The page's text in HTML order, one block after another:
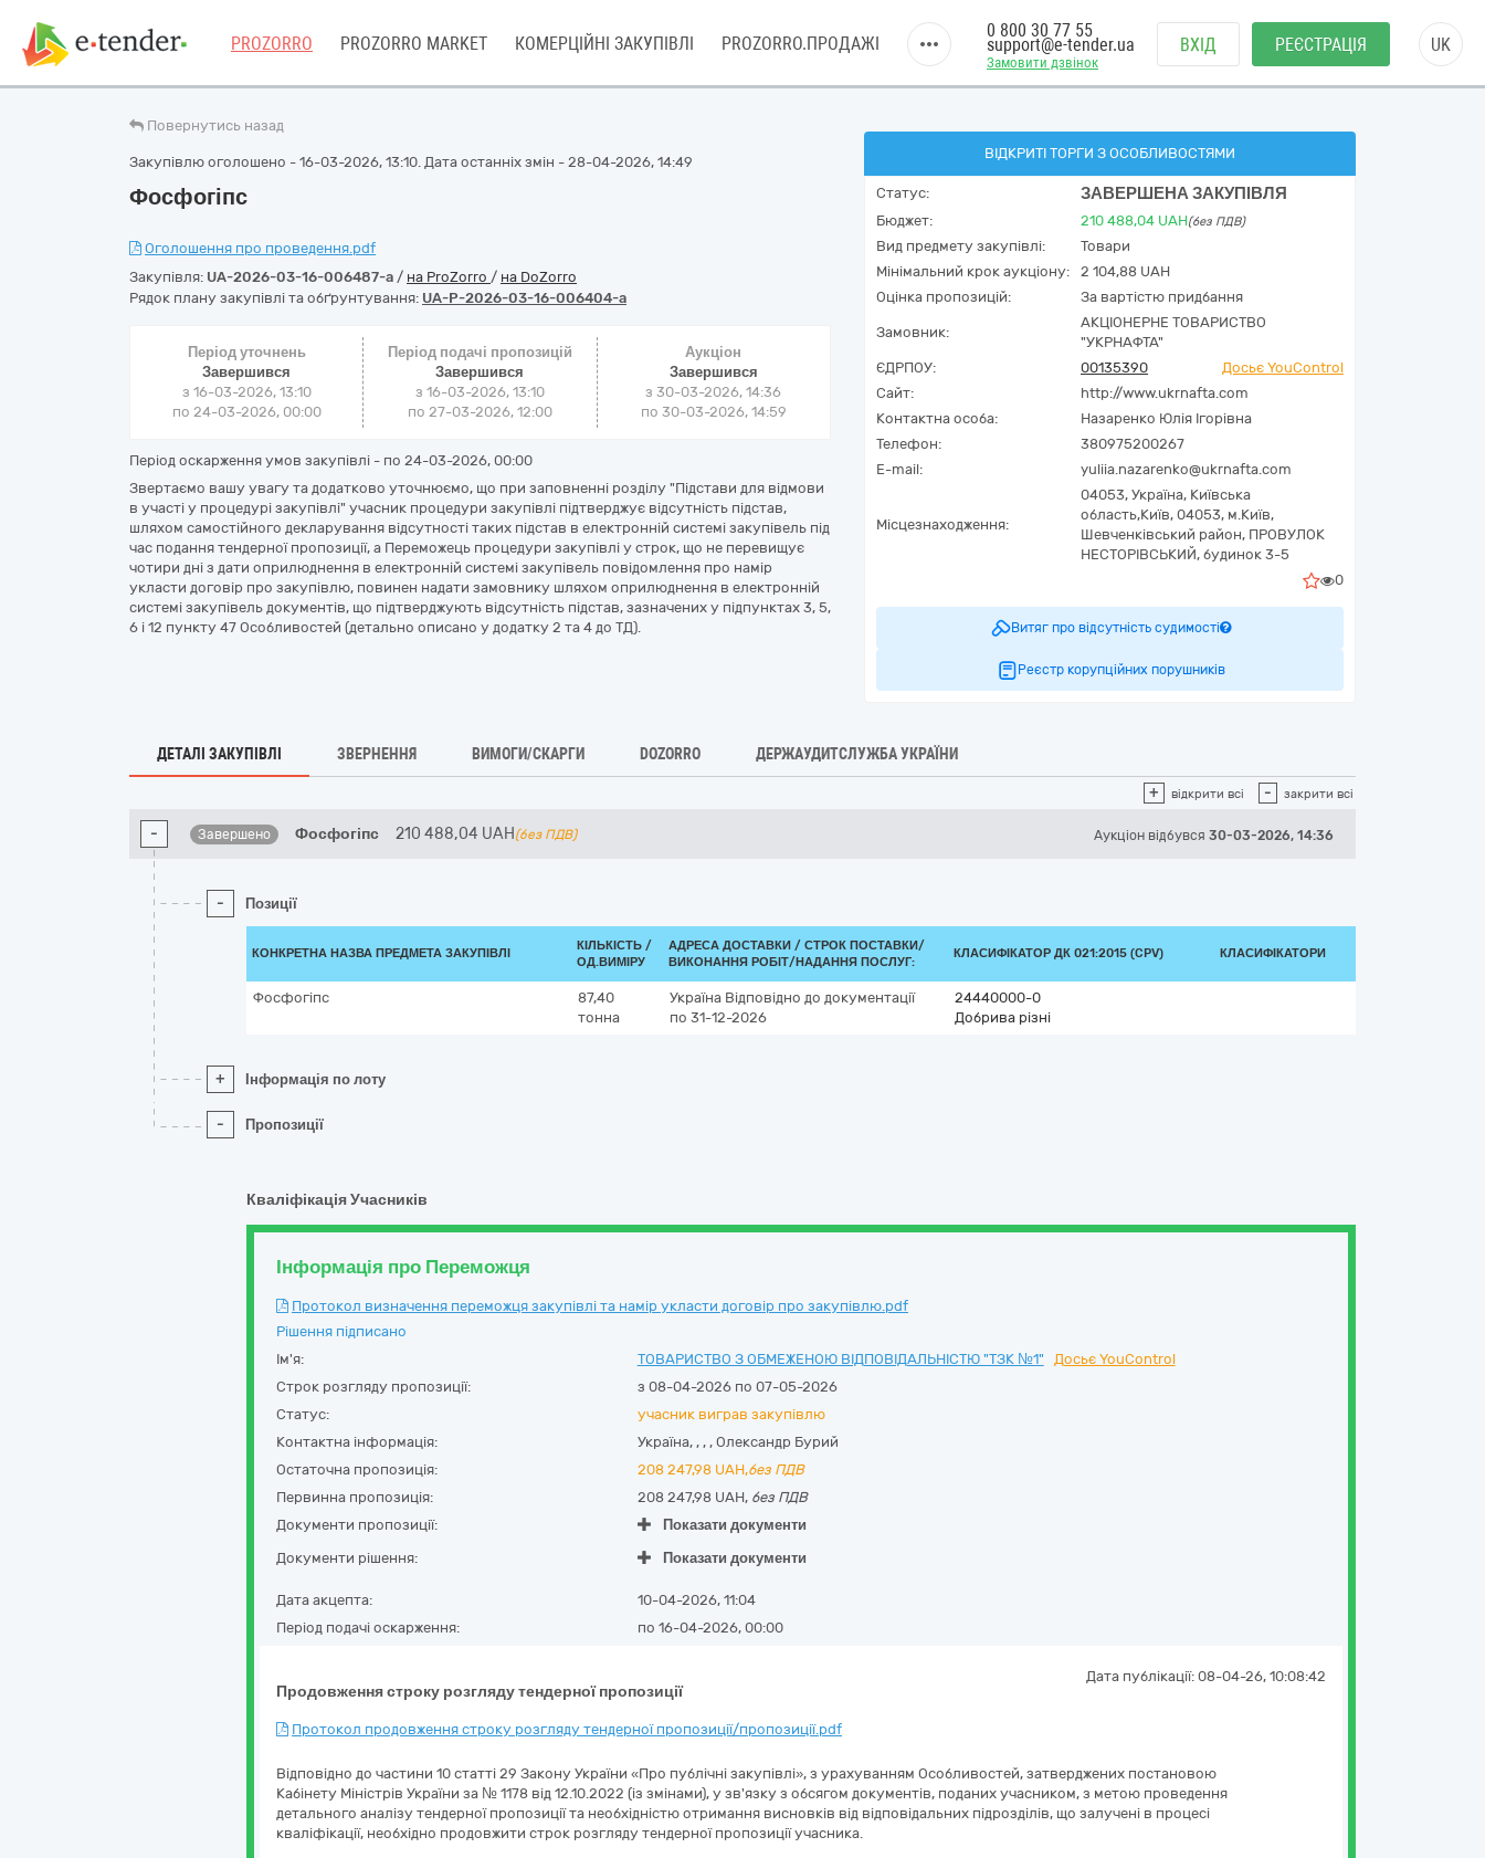
PROZORRO PROZORRO MARKET КОМЕРЦІЙНІ ЗАКУПІВЛІ PROZORRO.ПРОДАЖІ
Замовити дзвінок
0 800 30 77 55
support@e-tender.ua ВХІД РЕЄСТРАЦІЯ UK
Повернутись назад
Закупівлю оголошено - 16-03-2026, 13:10. Дата останніх змін - 28-04-2026, 14:49
Фосфогіпс
Оголошення про проведення.pdf
Закупівля: UA-2026-03-16-006487-a / на ProZorro / на DoZorro
Рядок плану закупівлі та обґрунтування: UA-P-2026-03-16-006404-a
Період уточнень
Завершився
з 16-03-2026, 13:10
по 24-03-2026, 00:00
Період подачі пропозицій
Завершився
з 16-03-2026, 13:10
по 27-03-2026, 12:00
Аукціон
Завершився
з30-03-2026, 14:36
по 30-03-2026, 14:59
Період оскарження умов закупівлі - по 24-03-2026, 00:00
Звертаємо вашу увагу та додатково уточнюємо, що при заповненні розділу "Підстави для відмови
в участі у процедурі закупівлі" учасник процедури закупівлі підтверджує відсутність підстав,
шляхом самостійного декларування відсутності таких підстав в електронній системі закупівель під
час подання тендерної пропозиції, а Переможець процедури закупівлі у строк, що не перевищує
чотири дні з дати оприлюднення в електронній системі закупівель повідомлення про намір
укласти договір про закупівлю, повинен надати замовнику шляхом оприлюднення в електронній
системі закупівель документів, що підтверджують відсутність підстав, зазначених у підпунктах 3, 5,
6 і 12 пункту 47 Особливостей (детально описано у додатку 2 та 4 до ТД).
ВІДКРИТІ ТОРГИ З ОСОБЛИВОСТЯМИ
Статус: ЗАВЕРШЕНА ЗАКУПІВЛЯ
Бюджет: 210 488,04 UAH(без ПДВ)
Вид предмету закупівлі:
Товари
Мінімальний крок аукціону:
2 104,88 UAH
Оцінка пропозицій:
За вартістю придбання
Замовник:
АКЦІОНЕРНЕ ТОВАРИСТВО
"УКPНAФТА"
ЄДРПОУ:
00135390
Досьє YouControl
Сайт:
http://www.ukrnafta.com
Контактна особа:
Назаренко Юлія Ігорівна
Телефон:
380975200267
E-mail:
yuliia.nazarenko@ukrnafta.com
Місцезнаходження:
04053, Україна, Київська
область,Київ, 04053, м.Київ,
Шевченківський район, ПРОВУЛОК
НЕСТОРІВСЬКИЙ, будинок 3-5
0
Витяг про відсутність судимості
Реєстр корупційних порушників
ДЕТАЛІ ЗАКУПІВЛІ ЗВЕРНЕННЯ ВИМОГИ/СКАРГИ DOZORRO ДЕРЖАУДИТСЛУЖБА УКРАЇНИ
+ відкрити всі - закрити всі
- Завершено Фосфогіпс 210 488,04 UAH (без ПДВ) Аукціон відбувся 30-03-2026, 14:36
- Позиції
КОНКРЕТНА НАЗВА ПРЕДМЕТА ЗАКУПІВЛІ
КІЛЬКІСТЬ /
ОД.ВИМІРУ
АДРЕСА ДОСТАВКИ / СТРОК ПОСТАВКИ/
ВИКОНАННЯ РОБІТ/НАДАННЯ ПОСЛУГ:
КЛАСИФІКАТОР ДК 021:2015 (CPV) КЛАСИФІКАТОРИ
Фосфогіпс
87,40
тонна
Україна Відповідно до документації
по 31-12-2026
24440000-0
Добрива різні
+ Інформація по лоту
- Пропозиції
Кваліфікація Учасників
Інформація про Переможця
Протокол визначення переможця закупівлі та намір укласти договір про закупівлю.pdf
Рішення підписано
Ім'я:
ТОВАРИСТВО З ОБМЕЖЕНОЮ ВІДПОВІДАЛЬНІСТЮ "ТЗК №1"
Досьє YouControl
Строк розгляду пропозиції:
з 08-04-2026 по 07-05-2026
Статус:
учасник виграв закупівлю
Контактна інформація:
Україна, , , , Олександр Бурий
Остаточна пропозиція:
208 247,98 UAH,без ПДВ
Первинна пропозиція:
208 247,98 UAH, без ПДВ
Документи пропозиції:
Показати документи
Документи рішення:
Показати документи
Дата акцепта:
10-04-2026, 11:04
Період подачі оскарження:
по 16-04-2026, 00:00
Продовження строку розгляду тендерної пропозиції
Дата публікації: 08-04-26, 10:08:42
Протокол продовження строку розгляду тендерної пропозиції/пропозиції.pdf
Відповідно до частини 10 статті 29 Закону України «Про публічні закупівлі», з урахуванням Особливостей, затверджених постановою
Кабінету Міністрів України за № 1178 від 12.10.2022 (із змінами), у зв'язку з обсягом документів, поданих учасником, з метою проведення
детального аналізу тендерної пропозиції та необхідністю отримання висновків від відповідальних підрозділів, що залучені в процесі
кваліфікації, необхідно продовжити строк розгляду тендерної пропозиції учасника.